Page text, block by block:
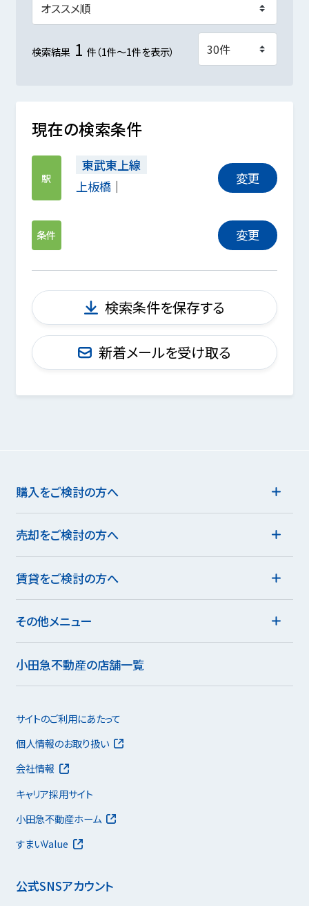
検索結果 1 件（1件～1件を表示）
現在の検索条件
駅
東武東上線
上板橋
変更
条件 変更
検索条件を保存する
新着メールを受け取る
購入をご検討の方へ
売却をご検討の方へ
賃貸をご検討の方へ
その他メニュー
小田急不動産の店舗一覧
公式SNSアカウント
サイトのご利用にあたって
個人情報のお取り扱い
会社情報
キャリア採用サイト
小田急不動産ホーム
すまいValue